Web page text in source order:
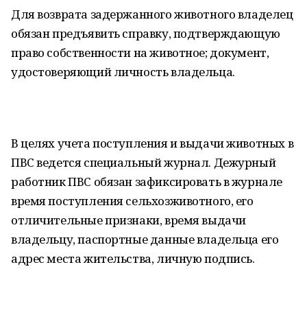
Для возврата задержанного животного владелец
обязан предъявить справку, подтверждающую
право собственности на животное; документ,
удостоверяющий личность владельца.
В целях учета поступления и выдачи животных в
ПВС ведется специальный журнал. Дежурный
работник ПВС обязан зафиксировать в журнале
время поступления сельхозживотного, его
отличительные признаки, время выдачи
владельцу, паспортные данные владельца его
адрес места жительства, личную подпись.